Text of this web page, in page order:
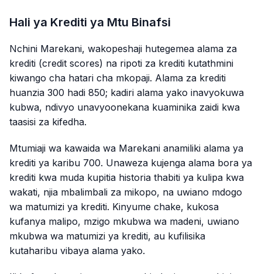
Hali ya Krediti ya Mtu Binafsi
Nchini Marekani, wakopeshaji hutegemea alama za
krediti (credit scores) na ripoti za krediti kutathmini
kiwango cha hatari cha mkopaji. Alama za krediti
huanzia 300 hadi 850; kadiri alama yako inavyokuwa
kubwa, ndivyo unavyoonekana kuaminika zaidi kwa
taasisi za kifedha.
Mtumiaji wa kawaida wa Marekani anamiliki alama ya
krediti ya karibu 700. Unaweza kujenga alama bora ya
krediti kwa muda kupitia historia thabiti ya kulipa kwa
wakati, njia mbalimbali za mikopo, na uwiano mdogo
wa matumizi ya krediti. Kinyume chake, kukosa
kufanya malipo, mzigo mkubwa wa madeni, uwiano
mkubwa wa matumizi ya krediti, au kufilisika
kutaharibu vibaya alama yako.